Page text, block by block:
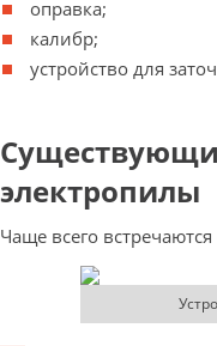
оправка;
калибр;
устройство для
электропилы
Чаще всего